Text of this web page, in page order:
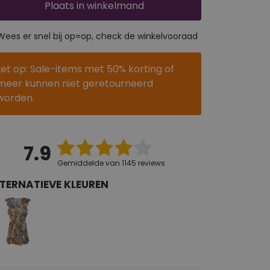
KLEUREN
Plaats in winkelmand
er snel bij op=op, check de winkelvooraad
op: Sale-items met 50% korting of
kunnen niet geretourneerd
7.9 Gemiddelde van 1145 reviews